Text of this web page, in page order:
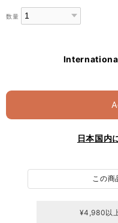
数量
日本国内
この商
¥4,980以